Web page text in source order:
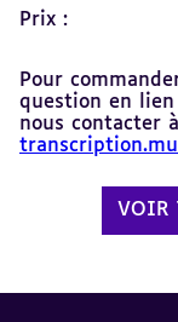
Prix :
Pour
question en lien
nous contacter
VOIR